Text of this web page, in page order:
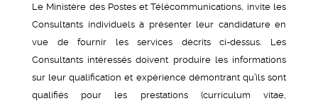
Le Ministère des Postes et Télécommunications, invite les
Consultants individuels à présenter leur candidature en
vue de fournir les services décrits ci-dessus. Les
Consultants intéressés doivent produire les informations
sur leur qualification et expérience démontrant qu’ils sont
qualifiés pour les prestations (curriculum vitae,